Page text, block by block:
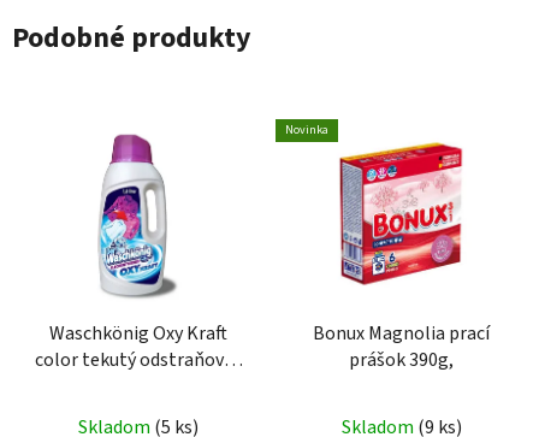
Podobné produkty
Waschkönig Oxy Kraft
color tekutý odstraňovač
Skladom (5 ks)
Novinka
Bonux Magnolia prací
prášok 390g,
Skladom (9 ks)